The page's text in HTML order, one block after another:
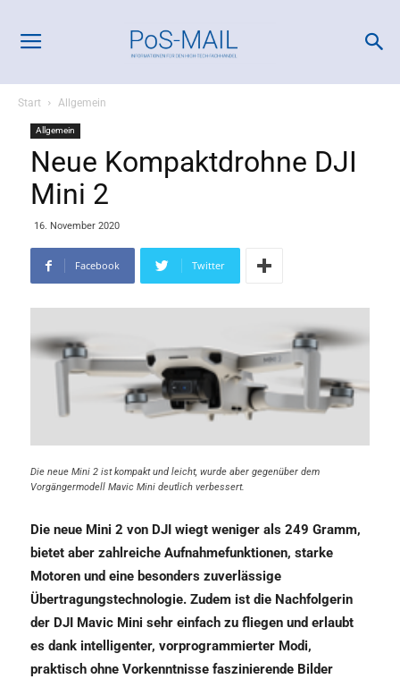
Start Allgemein
Allgemein
Neue Kompaktdrohne DJI
Mini 2
16. November 2020
Facebook Twitter
Die neue Mini 2 ist kompakt und leicht, wurde aber gegenüber dem
Vorgängermodell Mavic Mini deutlich verbessert.
Die neue Mini 2 von DJI wiegt weniger als 249 Gramm,
bietet aber zahlreiche Aufnahmefunktionen, starke
Motoren und eine besonders zuverlässige
Übertragungstechnologie. Zudem ist die Nachfolgerin
der DJI Mavic Mini sehr einfach zu fliegen und erlaubt
es dank intelligenter, vorprogrammierter Modi,
praktisch ohne Vorkenntnisse faszinierende Bilder